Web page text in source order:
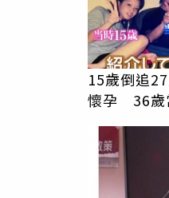
15歲倒追
懷孕 36歲